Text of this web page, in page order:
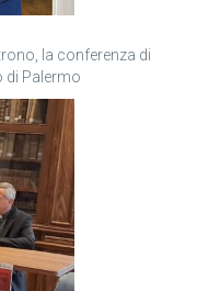
la conferenza di
di Palermo